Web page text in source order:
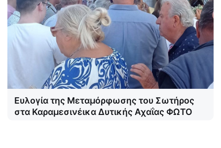
Ευλογία της Μεταμόρφωσης του Σωτήρος
στα Καραμεσινέικα Δυτικής Αχαΐας ΦΩΤΟ